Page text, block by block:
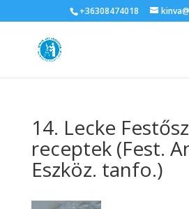
+36308474018
14. Lecke
receptek (Fest.
Eszköz. tanfo.)